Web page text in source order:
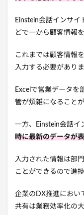
Einstein会話インサイ
どで一から顧客情報
これまでは顧客情報
入力する必要がありま
Excelで営業データを
管が煩雑になること
一方、Einstein会話イ
時に最新のデータが
入力された情報は部
ことができるので進
企業のDX推進におい
共有は業務効率化の